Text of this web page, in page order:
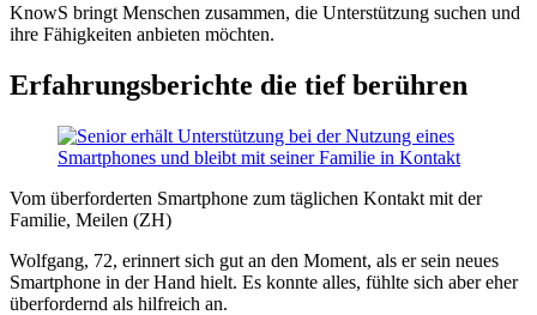
KnowS bringt Menschen zusammen, die Unterstützung suchen und
ihre Fähigkeiten anbieten möchten.
Erfahrungsberichte die tief berühren
Vom überforderten Smartphone zum täglichen Kontakt mit der
Familie, Meilen (ZH)
Wolfgang, 72, erinnert sich gut an den Moment, als er sein neues
Smartphone in der Hand hielt. Es konnte alles, fühlte sich aber eher
überfordernd als hilfreich an.